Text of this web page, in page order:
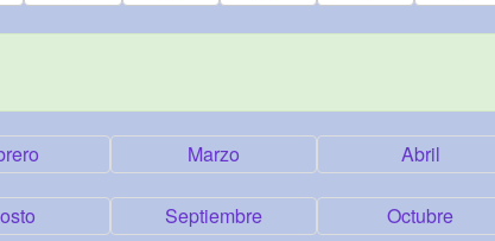
Marzo Abril
Septiembre Octubre